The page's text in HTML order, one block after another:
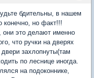
бдительны, в нашем
конечно, но факт!!!
они это делают именно
что ручки на дверях
захлопнуты(там
по леснице иногда.
на подоконнике,